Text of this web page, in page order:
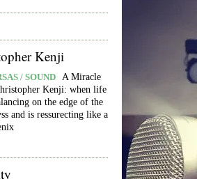
Kenji
/ SOUND
A Miracle
Kenji: when life
on the edge of the
and is ressurecting like a